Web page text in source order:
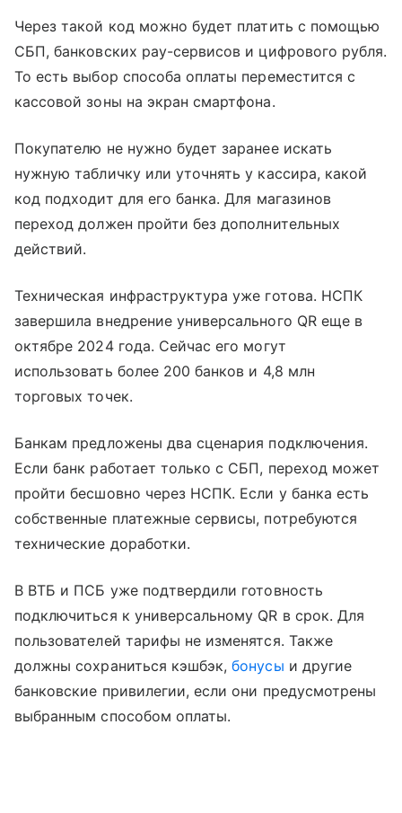
Через такой код можно будет платить с помощью
СБП, банковских pay-сервисов и цифрового рубля.
То есть выбор способа оплаты переместится с
кассовой зоны на экран смартфона.
Покупателю не нужно будет заранее искать
нужную табличку или уточнять у кассира, какой
код подходит для его банка. Для магазинов
переход должен пройти без дополнительных
действий.
Техническая инфраструктура уже готова. НСПК
завершила внедрение универсального QR еще в
октябре 2024 года. Сейчас его могут
использовать более 200 банков и 4,8 млн
торговых точек.
Банкам предложены два сценария подключения.
Если банк работает только с СБП, переход может
пройти бесшовно через НСПК. Если у банка есть
собственные платежные сервисы, потребуются
технические доработки.
В ВТБ и ПСБ уже подтвердили готовность
подключиться к универсальному QR в срок. Для
пользователей тарифы не изменятся. Также
должны сохраниться кэшбэк,бонусы и другие
банковские привилегии, если они предусмотрены
выбранным способом оплаты.